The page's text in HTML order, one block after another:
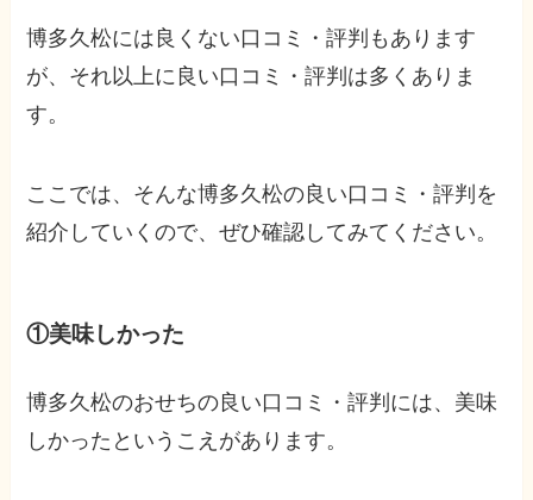
博多久松には良くない口コミ・評判もあります
が、それ以上に良い口コミ・評判は多くありま
す。
ここでは、そんな博多久松の良い口コミ・評判を
紹介していくので、ぜひ確認してみてください。
①美味しかった
博多久松のおせちの良い口コミ・評判には、美味
しかったというこえがあります。